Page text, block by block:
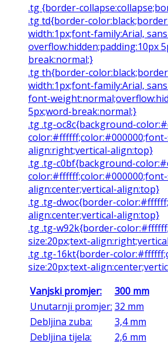
.tg {border-
.tg td{border-
width:1px;font-family:Arial,
overflow:hidden;padding:10px
break:normal;}
.tg th{border-
width:1px;font-family:Arial,
font-
5px;word-break:normal;}
.tg .tg-oc8c{background-
color:#ffffff;color:#000000;font-
align:right;vertical-align:top}
.tg .tg-c0bf{background-
color:#ffffff;color:#000000;font-
align:center;vertical-align:top}
.tg .tg-dwoc{border-
align:center;vertical-align:top}
.tg .tg-w92k{border-
size:20px;text-
.tg .tg-16kt{border-
size:20px;text-
Vanjski promjer:
300 mm
Unutarnji promjer: 32 mm
Debljina zuba:
3,4 mm
Debljina tijela:
2,6 mm